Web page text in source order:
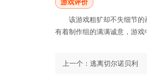
游戏评价
该游戏粗犷却不失细节
有着制作组的满满诚意，游
上一个： 逃离切尔诺贝利